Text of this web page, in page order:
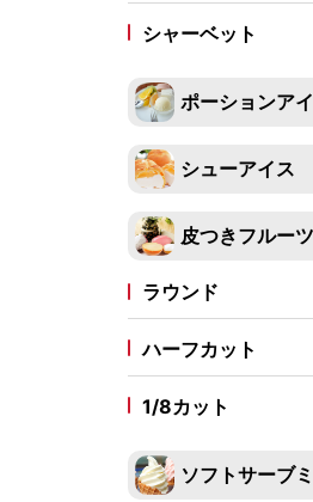
台湾風かき氷スイーツ
スムージーパック
冷凍ホイップ
冷凍白玉もち
わらび餅・ぎゅうひ・餅
シャーベット
ポーションア
シューアイス
皮つきフルー
ラウンド
ハーフカット
1/8カット
ソフトサーブ